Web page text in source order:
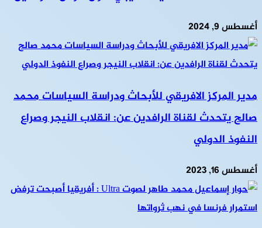
أغسطس 9, 2024
مدير المركز الافريقي للأبحاث ودراسة السياسات محمد
صالح يتحدث لقناة الرافدين عن: انقلاب النيجر وصراع
النفوذ الدولي
أغسطس 16, 2023